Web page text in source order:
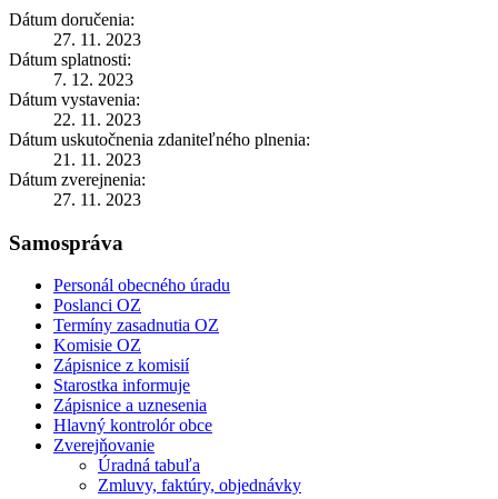
Dátum doručenia:
27. 11. 2023
Dátum splatnosti:
7. 12. 2023
Dátum vystavenia:
22. 11. 2023
Dátum uskutočnenia zdaniteľného plnenia:
21. 11. 2023
Dátum zverejnenia:
27. 11. 2023
Samospráva
Personál obecného úradu
Poslanci OZ
Termíny zasadnutia OZ
Komisie OZ
Zápisnice z komisií
Starostka informuje
Zápisnice a uznesenia
Hlavný kontrolór obce
Zverejňovanie
Úradná tabuľa
Zmluvy, faktúry, objednávky